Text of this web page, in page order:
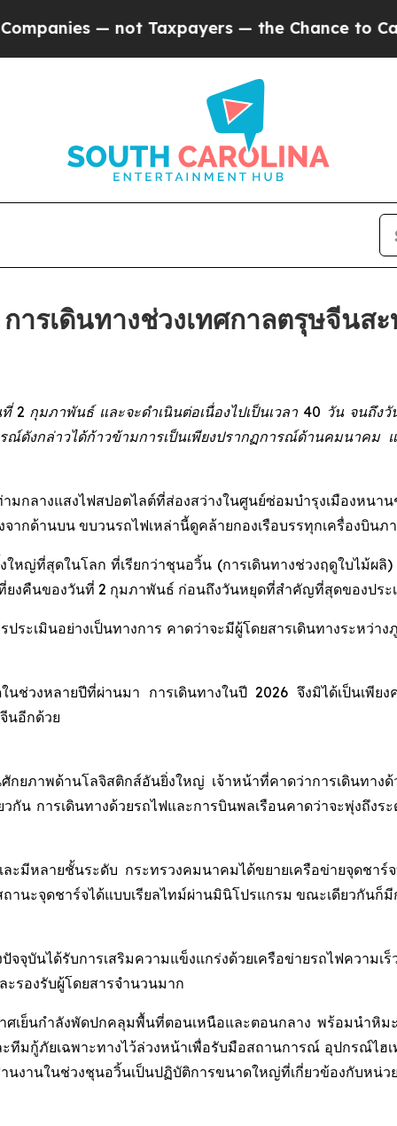
— not Taxpayers — the Chance to Cash in on
ารเดินทางช่วงเทศกาลตรุษจีนส
2 กุมภาพันธ์ และจะดำเนินต่อเนื่องไปเป็นเวลา 40 วัน จนถึ
ดังกล่าวได้ก้าวข้ามการเป็นเพียงปรากฏการณ์ด้านคมนาคม
กลางแสงไฟสปอตไลต์ที่ส่องสว่างในศูนย์ซ่อมบำรุงเมืองหน
งจากด้านบน ขบวนรถไฟเหล่านี้ดูคล้ายกองเรือบรรทุกเครื่องบิ
หญ่ที่สุดในโลก ที่เรียกว่าชุนอวิ้น (การเดินทางช่วงฤดูใบไม้ผลิ
ที่ยงคืนของวันที่ 2 กุมภาพันธ์ ก่อนถึงวันหยุดที่สำคัญที่สุดของประ
ะเมินอย่างเป็นทางการ คาดว่าจะมีผู้โดยสารเดินทางระหว่
ช่วงหลายปีที่ผ่านมา การเดินทางในปี 2026 จึงมิได้เป็นเพีย
นอีกด้วย
ยภาพด้านโลจิสติกส์อันยิ่งใหญ่ เจ้าหน้าที่คาดว่าการเดินทาง
กัน การเดินทางด้วยรถไฟและการบินพลเรือนคาดว่าจะพุ่งถึง
ะมีหลายชั้นระดับ กระทรวงคมนาคมได้ขยายเครือข่ายจุดชา
านะจุดชาร์จได้แบบเรียลไทม์ผ่านมินิโปรแกรม ขณะเดียวกันก็
จุบันได้รับการเสริมความแข็งแกร่งด้วยเครือข่ายรถไฟความ
รองรับผู้โดยสารจำนวนมาก
เย็นกำลังพัดปกคลุมพื้นที่ตอนเหนือและตอนกลาง พร้อมนำหิม
มกู้ภัยเฉพาะทางไว้ล่วงหน้าเพื่อรับมือสถานการณ์ อุปกรณ์ไฮ
นงานในช่วงชุนอวิ้นเป็นปฏิบัติการขนาดใหญ่ที่เกี่ยวข้องกับหน่ว